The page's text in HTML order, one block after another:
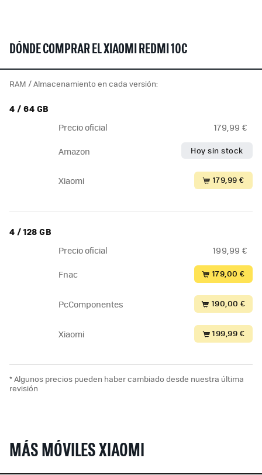
DÓNDE COMPRAR EL XIAOMI REDMI 10C
RAM / Almacenamiento en cada versión:
4 / 64 GB
Precio oficial 179,99 €
Amazon Hoy sin stock
Xiaomi 179,99 €
4 / 128 GB
Precio oficial 199,99 €
Fnac 179,00 €
PcComponentes 190,00 €
Xiaomi 199,99 €
* Algunos precios pueden haber cambiado desde nuestra última
revisión
MÁS MÓVILES XIAOMI